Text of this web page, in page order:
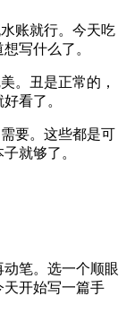
账就行。今天吃
写什么了。
。丑是正常的，
看了。
要。这些都是可
就够了。
笔。选一个顺眼
天开始写一篇手